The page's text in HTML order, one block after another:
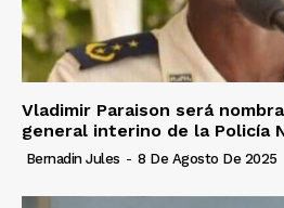
Vladimir Paraison será
general interino de la Policía
Bernadin Jules - 8 De Agosto De 2025